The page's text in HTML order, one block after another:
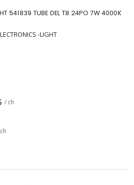
541839 TUBE DEL T8 24PO 7W 4000K
-LIGHT
/ ch
ch